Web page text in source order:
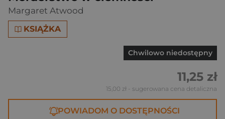
Margaret Atwood
KSIĄŻKA
Chwilowo niedostępny
11,25 zł
15,00 zł - sugerowana cena detaliczna
POWIADOM O DOSTĘPNOŚCI